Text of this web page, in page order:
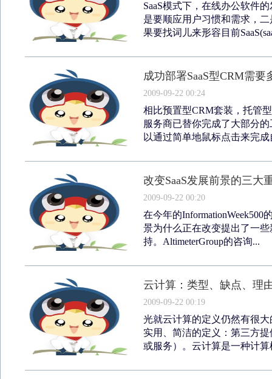
SaaS模式下，在线办公软件
是要顺应用户习惯和需求，
果要找词儿来形容目前
成功部署SaaS型CRM需要
2009-09-22 00:24
相比预置型CRM套装，托管
服务商已替你完成了大部分
以通过简单地鼠标点击来完
改变SaaS发展前景的三大
2009-09-22 00:20
在今年的InformationWeek500
景为什么正在改变提出了一
持。AltimeterGroup的咨询...
云计算：类型、缺点、理
2009-09-22 00:19
光就云计算的定义仍然有很
实用、简洁的定义：第三方
或服务）。云计算是一种计